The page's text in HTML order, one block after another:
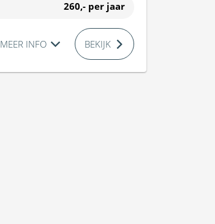
260,- per jaar
MEER INFO BEKIJK